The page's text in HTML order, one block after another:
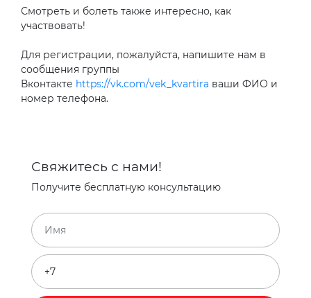
Смотреть и болеть также интересно, как
участвовать!
Для регистрации, пожалуйста, напишите нам в
сообщения группы
Вконтакте https://vk.com/vek_kvartira ваши ФИО и
номер телефона.
Свяжитесь с нами!
Получите бесплатную консультацию